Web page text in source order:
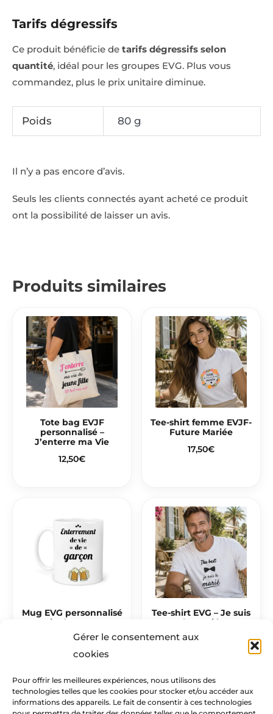
Gérer le consentement aux
cookies
Pour offrir les meilleures expériences, nous utilisons des
technologies telles que les cookies pour stocker et/ou accéder aux
informations des appareils. Le fait de consentir à ces technologies
Tarifs dégressifs
Ce produit bénéficie de tarifs dégressifs selon
quantité, idéal pour les groupes EVG. Plus vous
commandez, plus le prix unitaire diminue.
Poids 80 g
Il n’y a pas encore d’avis.
Seuls les clients connectés ayant acheté ce produit
ont la possibilité de laisser un avis.
Produits similaires
Tote bag EVJF
personnalisé –
J’enterre ma Vie
12,50€
Tee-shirt femme EVJF-
Future Mariée
17,50€
Mug EVG personnalisé
– Vie de Garçon
12,50€
Tee-shirt EVG – Je suis
le marié
17,50
Mentions légales​